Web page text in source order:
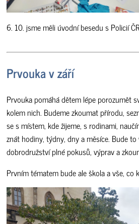
6. 10. jsme měli úvodní besedu s Policií
Prvouka v září
Prvouka pomáhá dětem lépe porozumět
kolem nich. Budeme zkoumat přírodu,
se s místem, kde žijeme, s rodinami,
znát hodiny, týdny, dny a měsíce. Bude to
dobrodružství plné pokusů, výprav a
Prvním tématem bude ale škola a vše, co